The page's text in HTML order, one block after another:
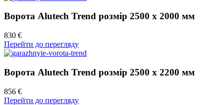
Ворота Alutech Trend розмір 2500 х 2000 мм
830 €
Перейти до перегляду
Ворота Alutech Trend розмір 2500 х 2200 мм
856 €
Перейти до перегляду